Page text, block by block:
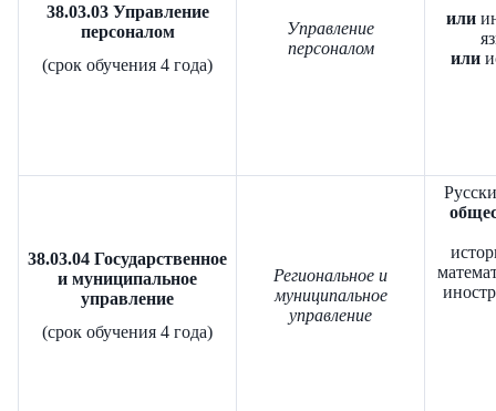
38.03.03 Управление
персоналом
(срок обучения 4 года)
Управление
персоналом
или
или
38.03.04 Государственное
и муниципальное
управление
(срок обучения 4 года)
Региональное и
муниципальное
управление